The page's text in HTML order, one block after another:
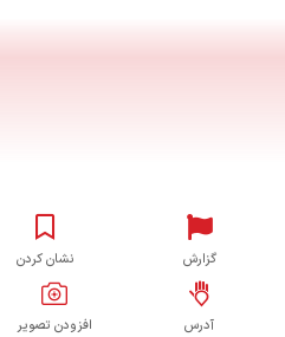
گزارش نشان کردن
آدرس افزودن تصویر